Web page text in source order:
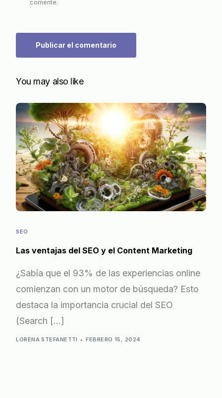
comente.
You may also like
SEO
Las ventajas del SEO y el Content Marketing
¿Sabía que el 93% de las experiencias online
comienzan con un motor de búsqueda? Esto
destaca la importancia crucial del SEO
(Search […]
LORENA STEFANETTI FEBRERO 15, 2024